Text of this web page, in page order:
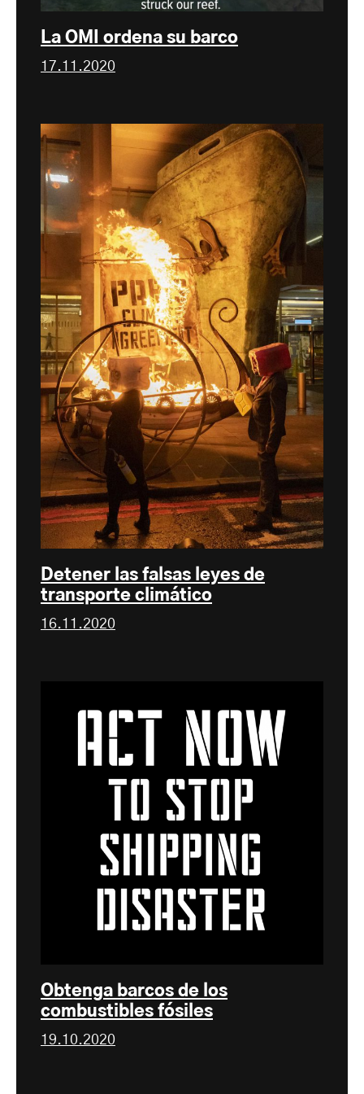
La OMI ordena su barco
17.11.2020
Detener las falsas leyes de
transporte climático
16.11.2020
Obtenga barcos de los
combustibles fósiles
19.10.2020